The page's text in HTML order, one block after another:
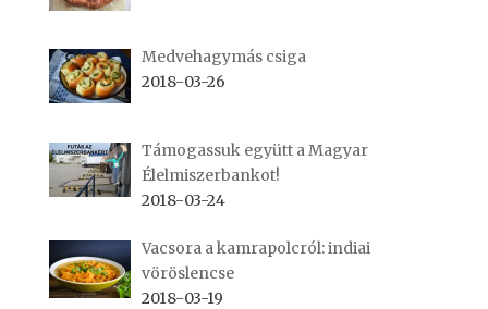
Medvehagymás csiga
2018-03-26
Támogassuk együtt a Magyar
Élelmiszerbankot!
2018-03-24
Vacsora a kamrapolcról: indiai
vöröslencse
2018-03-19